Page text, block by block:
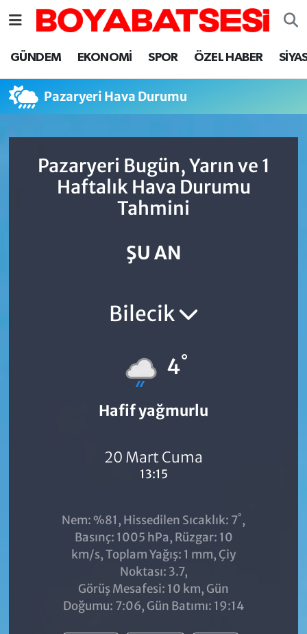
GÜNDEM EKONOMİ SPOR ÖZEL HABER
Pazaryeri Hava Durumu
Pazaryeri Bugün, Yarın ve 1
Haftalık Hava Durumu
Tahmini
ŞU AN
Bilecik
4°
Hafif yağmurlu
20 Mart Cuma
13:15
Nem: %81, Hissedilen Sıcaklık: 7°,
Basınç: 1005 hPa, Rüzgar: 10
km/s, Toplam Yağış: 1 mm, Çiy
Noktası: 3.7,
Görüş Mesafesi: 10 km, Gün
Doğumu: 7:06, Gün Batımı: 19:14
Sinop Nöbetçi Eczaneler
Sinop Hava Durumu
Sinop Trafik Yoğunluk Haritası
Süper Lig Puan Durumu ve Fikstür
Son Dakika Haberleri